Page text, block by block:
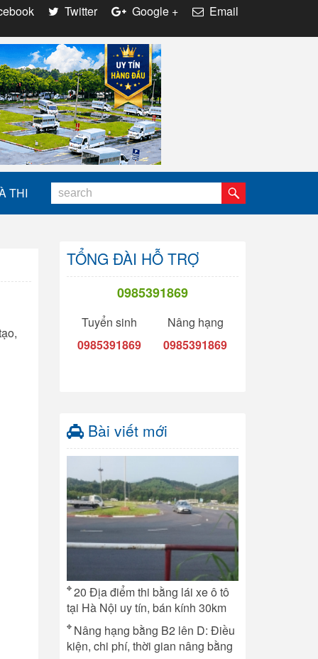
Twitter Google + Email
THI
TỔNG ĐÀI HỖ TRỢ
0985391869
Tuyển sinh
0985391869
Nâng hạng
0985391869
Bài viết mới
20 Địa điểm thi bằng lái xe ô tô
tại Hà Nội uy tín, bán kính 30km
Nâng hạng bằng B2 lên D: Điều
kiện, chi phí, thời gian nâng bằng